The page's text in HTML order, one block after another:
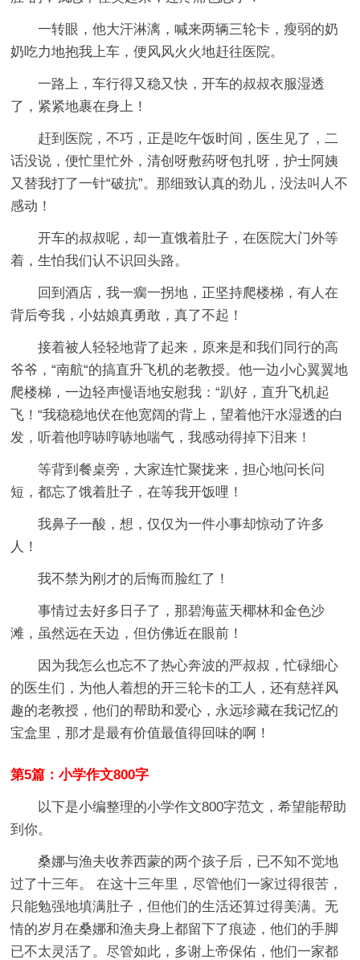
一转眼，他大汗淋漓，喊来两辆三轮卡，瘦弱的奶
奶吃力地抱我上车，便风风火火地赶往医院。
一路上，车行得又稳又快，开车的叔叔衣服湿透
了，紧紧地裹在身上！
赶到医院，不巧，正是吃午饭时间，医生见了，二
话没说，便忙里忙外，清创呀敷药呀包扎呀，护士阿姨
又替我打了一针“破抗”。那细致认真的劲儿，没法叫人不
感动！
开车的叔叔呢，却一直饿着肚子，在医院大门外等
着，生怕我们认不识回头路。
回到酒店，我一瘸一拐地，正坚持爬楼梯，有人在
背后夸我，小姑娘真勇敢，真了不起！
接着被人轻轻地背了起来，原来是和我们同行的高
爷爷，“南航“的搞直升飞机的老教授。他一边小心翼翼地
爬楼梯，一边轻声慢语地安慰我：“趴好，直升飞机起
飞！“我稳稳地伏在他宽阔的背上，望着他汗水湿透的白
发，听着他哼哧哼哧地喘气，我感动得掉下泪来！
等背到餐桌旁，大家连忙聚拢来，担心地问长问
短，都忘了饿着肚子，在等我开饭哩！
我鼻子一酸，想，仅仅为一件小事却惊动了许多
人！
我不禁为刚才的后悔而脸红了！
事情过去好多日子了，那碧海蓝天椰林和金色沙
滩，虽然远在天边，但仿佛近在眼前！
因为我怎么也忘不了热心奔波的严叔叔，忙碌细心
的医生们，为他人着想的开三轮卡的工人，还有慈祥风
趣的老教授，他们的帮助和爱心，永远珍藏在我记忆的
宝盒里，那才是最有价值最值得回味的啊！
第5篇：小学作文800字
以下是小编整理的小学作文800字范文，希望能帮助
到你。
桑娜与渔夫收养西蒙的两个孩子后，已不知不觉地
过了十三年。 在这十三年里，尽管他们一家过得很苦，
只能勉强地填满肚子，但他们的生活还算过得美满。无
情的岁月在桑娜和渔夫身上都留下了痕迹，他们的手脚
已不太灵活了。尽管如此，多谢上帝保佑，他们一家都